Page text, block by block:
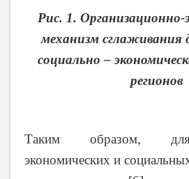
Рис. 1. Организационно-
механизм сглаживания
социально –
регионов
Таким образом,
экономических и